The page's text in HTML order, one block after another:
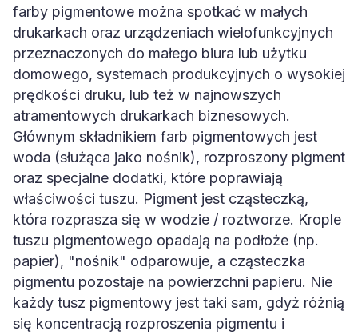
farby pigmentowe można spotkać w małych
drukarkach oraz urządzeniach wielofunkcyjnych
przeznaczonych do małego biura lub użytku
domowego, systemach produkcyjnych o wysokiej
prędkości druku, lub też w najnowszych
atramentowych drukarkach biznesowych.
Głównym składnikiem farb pigmentowych jest
woda (służąca jako nośnik), rozproszony pigment
oraz specjalne dodatki, które poprawiają
właściwości tuszu. Pigment jest cząsteczką,
która rozprasza się w wodzie / roztworze. Krople
tuszu pigmentowego opadają na podłoże (np.
papier), "nośnik" odparowuje, a cząsteczka
pigmentu pozostaje na powierzchni papieru. Nie
każdy tusz pigmentowy jest taki sam, gdyż różnią
się koncentracją rozproszenia pigmentu i